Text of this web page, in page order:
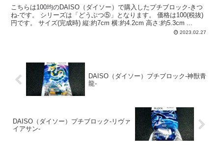
こちらは100均のDAISO（ダイソー）で購入したプチブロック-きつ
ね-です。 シリーズは「どうぶつ⑤」となります。 価格は100(税抜)
円です。 サイズ(完成時) 縦:約7cm 横:約4.2cm 高さ:約5.3cm ...
2023.02.27
DAISO（ダイソー）プチブロック-神獣青
龍-
DAISO（ダイソー）プチブロック-リヴァ
イアサン-